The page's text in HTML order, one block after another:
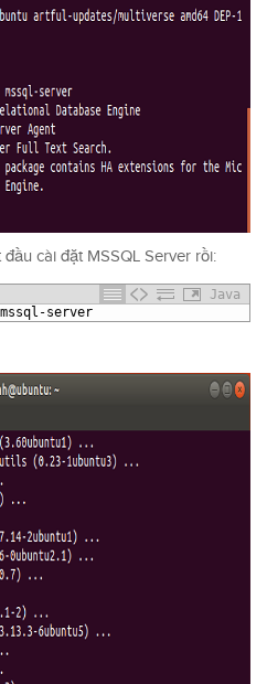
cài đặt MSSQL Server rồi:
Java
mssql -server